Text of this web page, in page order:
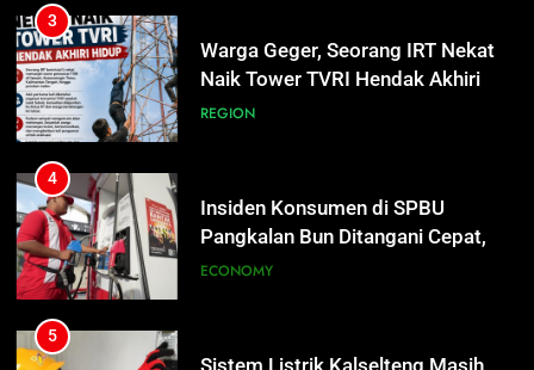
4
Insiden Konsumen di SPBU
Pangkalan Bun Ditangani Cepat,
Pertamina Pastikan Pelayanan
ECONOMY
5
Sistem Listrik Kalselteng Masih
Siaga, PLN Batasi Pasokan Selama
7 Hari
ECONOMY
6